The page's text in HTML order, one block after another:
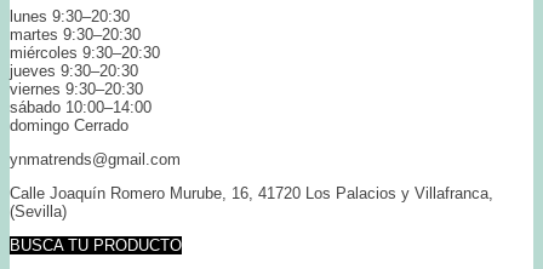
lunes 9:30–20:30
martes 9:30–20:30
miércoles 9:30–20:30
jueves 9:30–20:30
viernes 9:30–20:30
sábado 10:00–14:00
domingo Cerrado
ynmatrends@gmail.com
Calle Joaquín Romero Murube, 16, 41720 Los Palacios y Villafranca,
(Sevilla)
BUSCA TU PRODUCTO